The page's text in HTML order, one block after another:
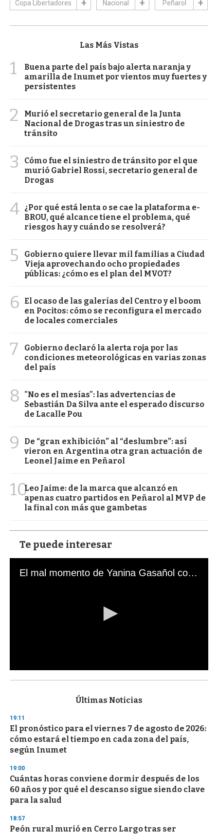
Copa Libertadores Nacional Peñarol
Las Más Vistas
1
Buena parte del país bajo alerta naranja y
amarilla de Inumet por vientos muy fuertes y
persistentes
2
Murió el secretario general de la Junta
Nacional de Drogas tras un siniestro de
tránsito
3
Cómo fue el siniestro de tránsito por el que
murió Gabriel Rossi, secretario general de
Drogas
4 ¿Por qué está lenta o se cae la plataforma e-
BROU, qué alcance tiene el problema, qué
riesgos hay y cuándo se resolverá?
5
Gobierno quiere llevar mil familias a Ciudad
Vieja aprovechando ocho propiedades
públicas: ¿cómo es el plan del MVOT?
6
El ocaso de las galerías del Centro y el boom
en Pocitos: cómo se reconfigura el mercado
de locales comerciales
7
Gobierno declaró la alerta roja por las
condiciones meteorológicas en varias zonas
del país
8
"No es el mesías": las advertencias de
Sebastián Da Silva ante el esperado discurso
de Lacalle Pou
9
De “gran exhibición” al “deslumbre”: así
vieron en Argentina otra gran actuación de
Leonel Jaime en Peñarol
10Leo Jaime: de la marca que alcanzó en
apenas cuatro partidos en Peñarol al MVP de
la final con más que gambetas
Te puede interesar
El mal momento de Yanina Gasañol con un hincha argentino en "Subrayado"
s
d
s
o
f
3
s
e
c
o
n
d
Últimas Noticias
19:11
El pronóstico para el viernes 7 de agosto de 2026:
cómo estará el tiempo en cada zona del país,
según Inumet
19:00
Cuántas horas conviene dormir después de los
60 años y por qué el descanso sigue siendo clave
para la salud
18:57
Peón rural murió en Cerro Largo tras ser